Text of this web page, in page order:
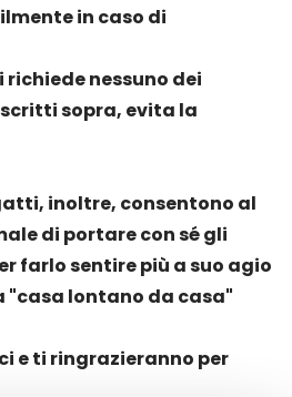
in caso di
richiede nessuno dei
sopra, evita la
inoltre, consentono al
di portare con sé gli
farlo sentire più a suo agio
"casa lontano da casa"
e ti ringrazieranno per